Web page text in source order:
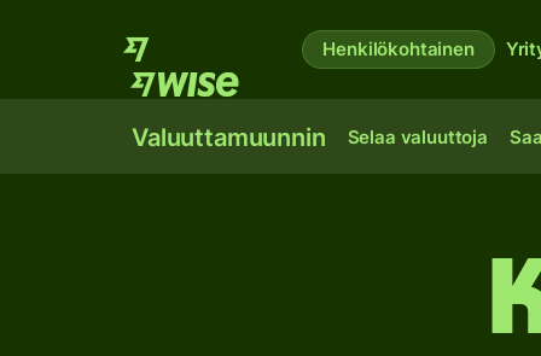
Henkilökohtainen
Valuuttamuunnin Selaa valuuttoja